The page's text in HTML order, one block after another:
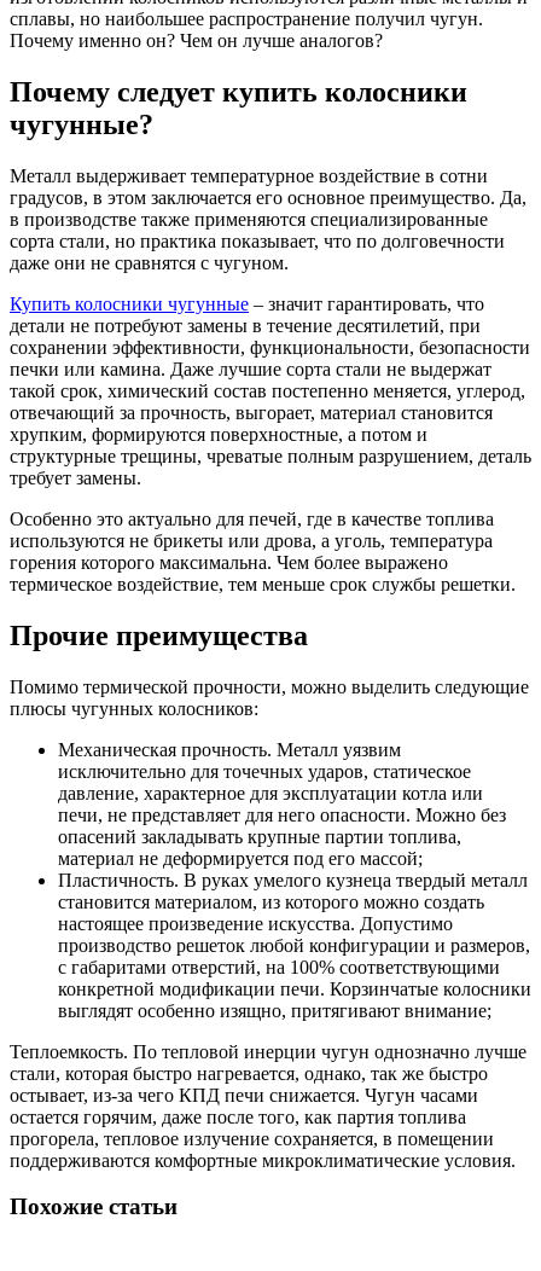
сплавы, но наибольшее распространение получил чугун.
Почему именно он? Чем он лучше аналогов?
Почему следует купить колосники
чугунные?
Металл выдерживает температурное воздействие в сотни
градусов, в этом заключается его основное преимущество. Да,
в производстве также применяются специализированные
сорта стали, но практика показывает, что по долговечности
даже они не сравнятся с чугуном.
Купить колосники чугунные – значит гарантировать, что
детали не потребуют замены в течение десятилетий, при
сохранении эффективности, функциональности, безопасности
печки или камина. Даже лучшие сорта стали не выдержат
такой срок, химический состав постепенно меняется, углерод,
отвечающий за прочность, выгорает, материал становится
хрупким, формируются поверхностные, а потом и
структурные трещины, чреватые полным разрушением, деталь
требует замены.
Особенно это актуально для печей, где в качестве топлива
используются не брикеты или дрова, а уголь, температура
горения которого максимальна. Чем более выражено
термическое воздействие, тем меньше срок службы решетки.
Прочие преимущества
Помимо термической прочности, можно выделить следующие
плюсы чугунных колосников:
Механическая прочность. Металл уязвим
исключительно для точечных ударов, статическое
давление, характерное для эксплуатации котла или
печи, не представляет для него опасности. Можно без
опасений закладывать крупные партии топлива,
материал не деформируется под его массой;
Пластичность. В руках умелого кузнеца твердый металл
становится материалом, из которого можно создать
настоящее произведение искусства. Допустимо
производство решеток любой конфигурации и размеров,
с габаритами отверстий, на 100% соответствующими
конкретной модификации печи. Корзинчатые колосники
выглядят особенно изящно, притягивают внимание;
Теплоемкость. По тепловой инерции чугун однозначно лучше
стали, которая быстро нагревается, однако, так же быстро
остывает, из-за чего КПД печи снижается. Чугун часами
остается горячим, даже после того, как партия топлива
прогорела, тепловое излучение сохраняется, в помещении
поддерживаются комфортные микроклиматические условия.
Похожие статьи